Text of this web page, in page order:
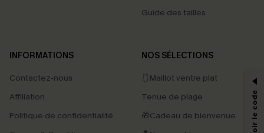
Guide des tailles
INFORMATIONS
Contactez-nous
Affiliation
Politique de confidentialité
NOS SÉLECTIONS
🩱Maillot ventre plat
Tenue de plage
🎁Cadeau de bienvenue
PROFITEZ DE -15%
-15% dès 2 Achetés par E-mail
*Un code par commande, valable une seule fois.